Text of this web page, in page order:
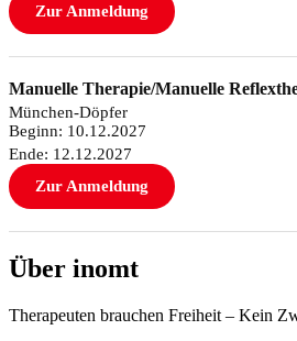
Zur Anmeldung
Manuelle Therapie/Manuelle
München-Döpfer
Beginn: 10.12.2027
Ende: 12.12.2027
Zur Anmeldung
Über inomt
Therapeuten brauchen Freiheit – Kein